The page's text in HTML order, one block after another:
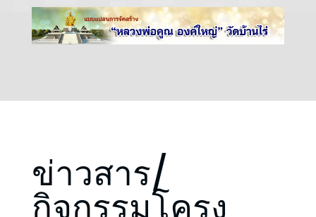
ข่าวสาร/
กิจกรรมโครง